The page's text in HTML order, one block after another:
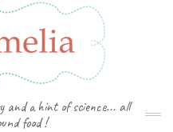
and a hint of science... all
food !